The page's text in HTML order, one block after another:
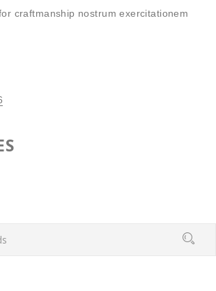
craftmanship nostrum exercitationem